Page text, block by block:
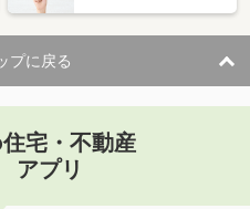
プに戻る
宅・不動産
アプリ